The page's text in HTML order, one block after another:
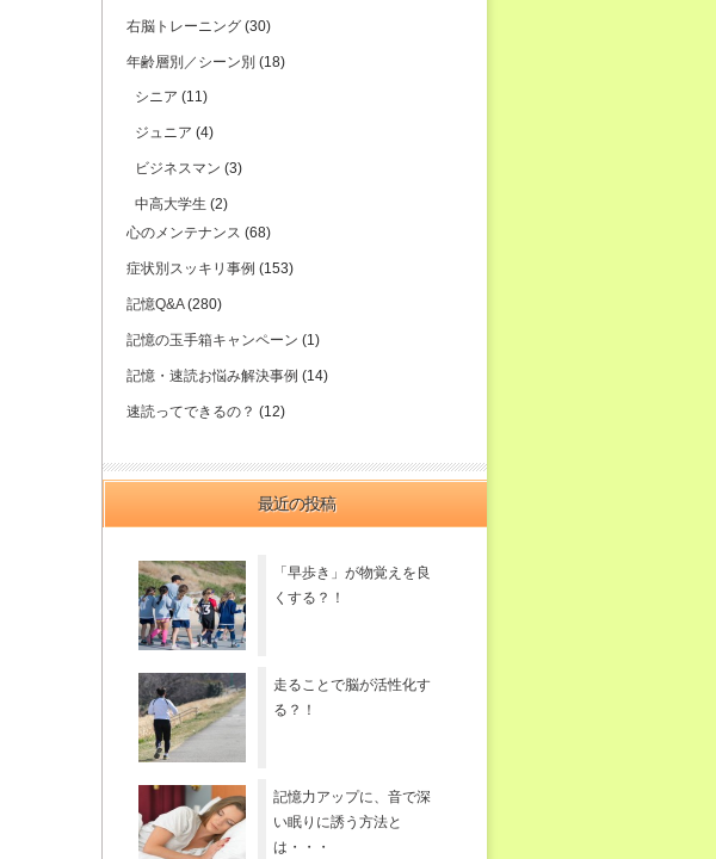
右脳トレーニング (30)
年齢層別／シーン別 (18)
シニア (11)
ジュニア (4)
ビジネスマン (3)
中高大学生 (2)
心のメンテナンス (68)
症状別スッキリ事例 (153)
記憶Q&A(280)
記憶の玉手箱キャンペーン (1)
記憶・速読お悩み解決事例 (14)
速読ってできるの？ (12)
最近の投稿
「早歩き」が物覚えを良
くする？！
走ることで脳が活性化す
る？！
記憶力アップに、音で深
い眠りに誘う方法と
は・・・